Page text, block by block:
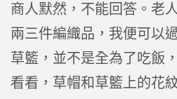
商人默然，不能回答。老
兩三件編織品，我便可以
草籃，並不是全為了吃飯
看看，草帽和草籃上的花